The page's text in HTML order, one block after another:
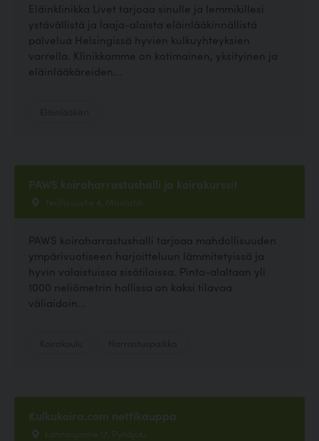
Eläinklinikka Livet tarjoaa sinulle ja lemmikillesi
ystävällistä ja laaja-alaista eläinlääkinnällistä
palvelua Helsingissä hyvien kulkuyhteyksien
varrella. Klinikkamme on kotimainen, yksityinen ja
eläinlääkäreiden...
PAWS koiraharrastushalli ja koirakurssit
Teollisuustie 4, Maalahti
PAWS koiraharrastushalli tarjoaa mahdollisuuden
ympärivuotiseen harjoitteluun lämmitetyissä ja
hyvin valaistuissa sisätiloissa. Pinta-alaltaan yli
1000 neliömetrin hallissa on kaksi tilavaa
väliaidoin...
Kulkukoira.com nettikauppa
Lahnaojantie 17, Pyhäjoki